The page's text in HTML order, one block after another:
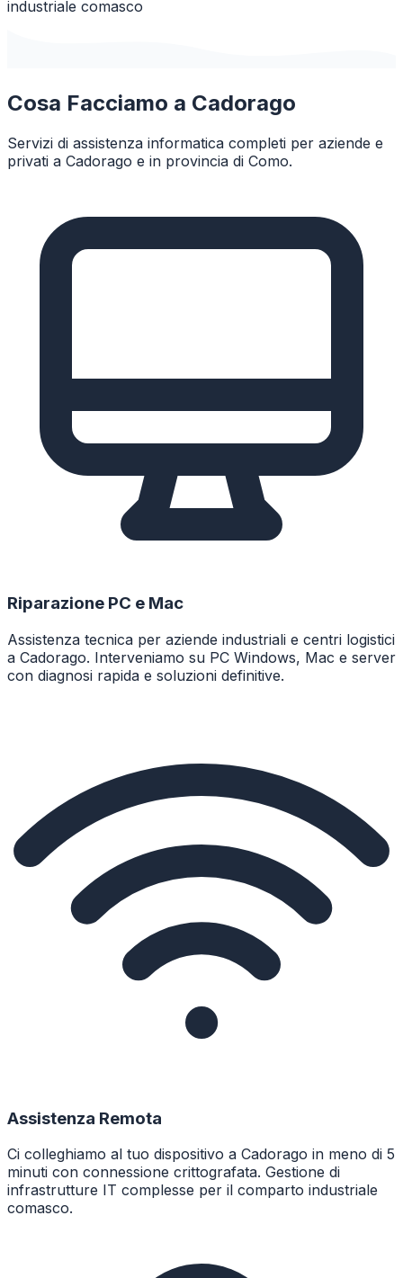
industriale comasco
Cosa Facciamo a Cadorago
Servizi di assistenza informatica completi per aziende e
privati a Cadorago e in provincia di Como.
Riparazione PC e Mac
Assistenza tecnica per aziende industriali e centri logistici
a Cadorago. Interveniamo su PC Windows, Mac e server
con diagnosi rapida e soluzioni definitive.
Assistenza Remota
Ci colleghiamo al tuo dispositivo a Cadorago in meno di 5
minuti con connessione crittografata. Gestione di
infrastrutture IT complesse per il comparto industriale
comasco.